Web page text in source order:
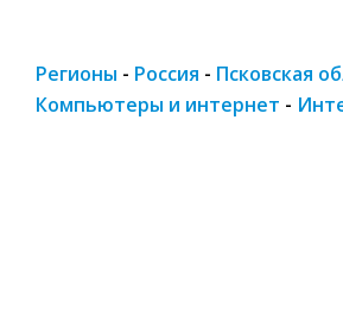
Регионы - Россия - Псковская
Компьютеры и интернет -